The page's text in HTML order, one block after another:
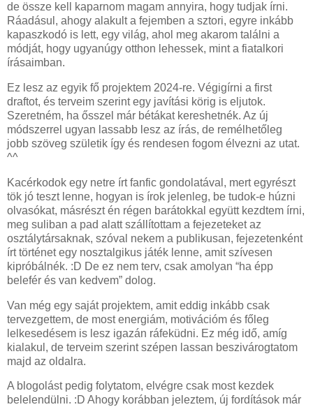
de össze kell kaparnom magam annyira, hogy tudjak írni.
Ráadásul, ahogy alakult a fejemben a sztori, egyre inkább
kapaszkodó is lett, egy világ, ahol meg akarom találni a
módját, hogy ugyanúgy otthon lehessek, mint a fiatalkori
írásaimban.
Ez lesz az egyik fő projektem 2024-re. Végigírni a first
draftot, és terveim szerint egy javítási körig is eljutok.
Szeretném, ha ősszel már bétákat kereshetnék. Az új
módszerrel ugyan lassabb lesz az írás, de remélhetőleg
jobb szöveg születik így és rendesen fogom élvezni az utat.
^^
Kacérkodok egy netre írt fanfic gondolatával, mert egyrészt
tök jó teszt lenne, hogyan is írok jelenleg, be tudok-e húzni
olvasókat, másrészt én régen barátokkal együtt kezdtem írni,
meg suliban a pad alatt szállítottam a fejezeteket az
osztálytársaknak, szóval nekem a publikusan, fejezetenként
írt történet egy nosztalgikus játék lenne, amit szívesen
kipróbálnék. :D De ez nem terv, csak amolyan “ha épp
belefér és van kedvem” dolog.
Van még egy saját projektem, amit eddig inkább csak
tervezgettem, de most energiám, motivációm és főleg
lelkesedésem is lesz igazán ráfeküdni. Ez még idő, amíg
kialakul, de terveim szerint szépen lassan beszivárogtatom
majd az oldalra.
A blogolást pedig folytatom, elvégre csak most kezdek
belelendülni. :D Ahogy korábban jeleztem, új fordítások már